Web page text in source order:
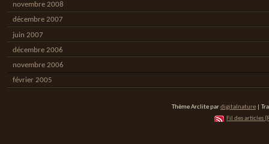
novembre 2008
décembre 2007
juin 2007
décembre 2006
novembre 2006
février 2005
Thème Arclite pardigitalnature |
Fil des articles